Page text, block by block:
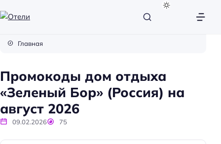
и
Главная
Промокоды дом отдыха
«Зеленый Бор» (Россия) на
август 2026
09.02.2026 75